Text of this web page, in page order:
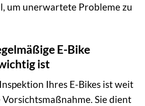
um unerwartete Probleme zu
E-Bike
ist
Ihres E-Bikes ist weit
Sie dient